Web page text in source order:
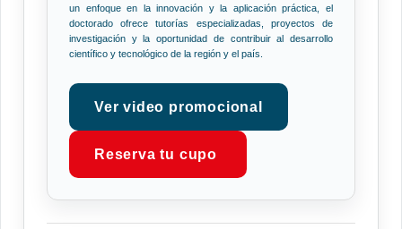
un enfoque en la innovación y la aplicación práctica, el
doctorado ofrece tutorías especializadas, proyectos de
investigación y la oportunidad de contribuir al desarrollo
científico y tecnológico de la región y el país.
Ver video promocional
Reserva tu cupo